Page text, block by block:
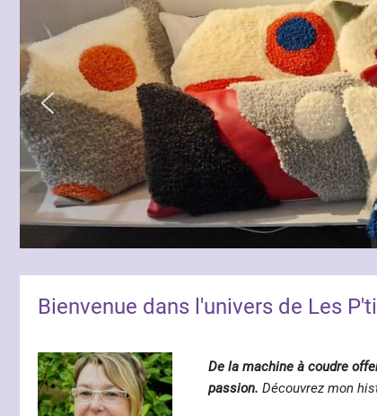
Bienvenue dans l'univers de Les
De la machine à coudre
passion. Découvrez mon